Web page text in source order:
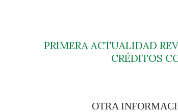
PRIMERA ACTUALIDAD
CRÉDITOS
OTRA